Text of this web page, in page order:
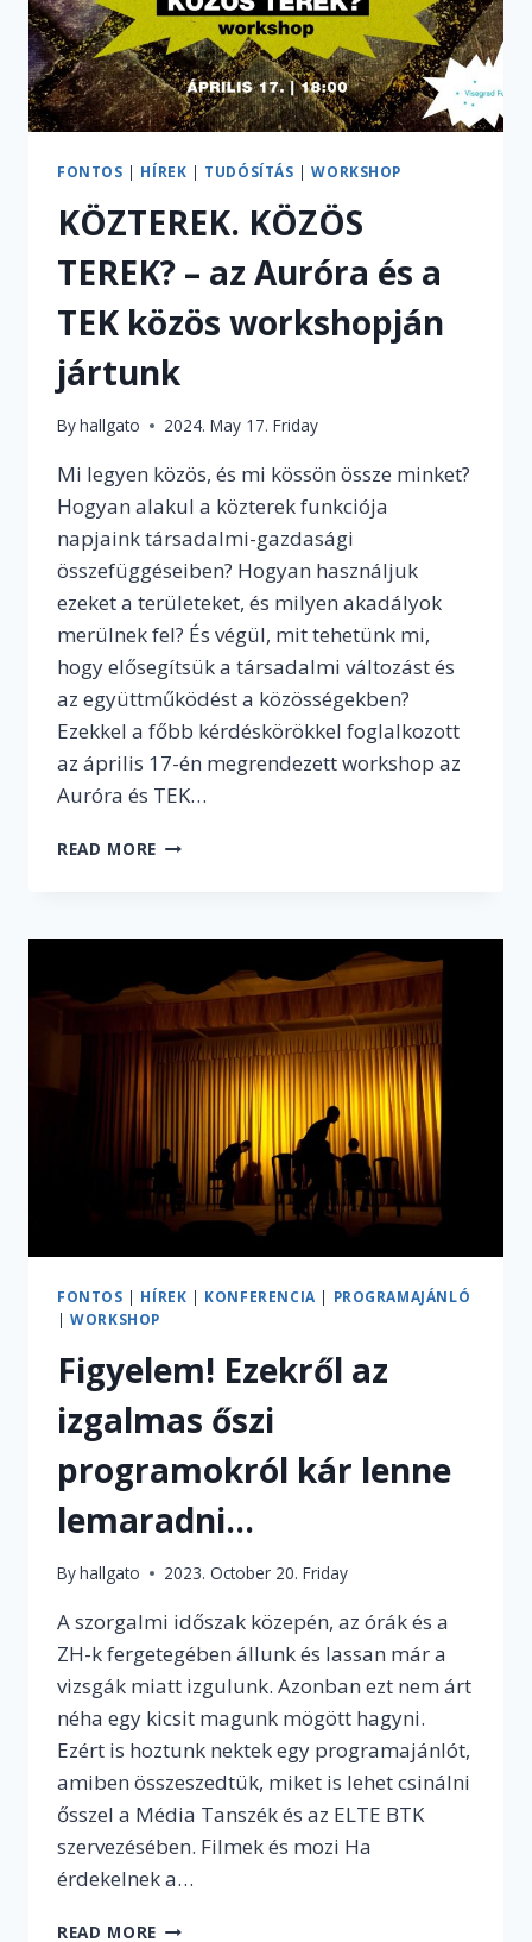
FONTOS | HÍREK | TUDÓSÍTÁS |WORKSHOP
KÖZTEREK. KÖZÖS
TEREK? – az Auróra és a
TEK közös workshopján
jártunk
Byhallgato 2024. May 17. Friday
Mi legyen közös, és mi kössön össze minket?
Hogyan alakul a közterek funkciója
napjaink társadalmi-gazdasági
összefüggéseiben? Hogyan használjuk
ezeket a területeket, és milyen akadályok
merülnek fel? És végül, mit tehetünk mi,
hogy elősegítsük a társadalmi változást és
az együttműködést a közösségekben?
Ezekkel a főbb kérdéskörökkel foglalkozott
az április 17-én megrendezett workshop az
Auróra és TEK…
READ MORE KÖZTEREK.
AZ
ÉS
TEK
KÖZÖS
WORKSHOPJÁN
JÁRTUNK
FONTOS | HÍREK | KONFERENCIA | PROGRAMAJÁNLÓ
|WORKSHOP
Figyelem! Ezekről az
izgalmas őszi
programokról kár lenne
lemaradni…
Byhallgato 2023. October 20. Friday
A szorgalmi időszak közepén, az órák és a
ZH-k fergetegében állunk és lassan már a
vizsgák miatt izgulunk. Azonban ezt nem árt
néha egy kicsit magunk mögött hagyni.
Ezért is hoztunk nektek egy programajánlót,
amiben összeszedtük, miket is lehet csinálni
ősszel a Média Tanszék és az ELTE BTK
szervezésében. Filmek és mozi Ha
érdekelnek a…
READ MORE FIGYELEM!